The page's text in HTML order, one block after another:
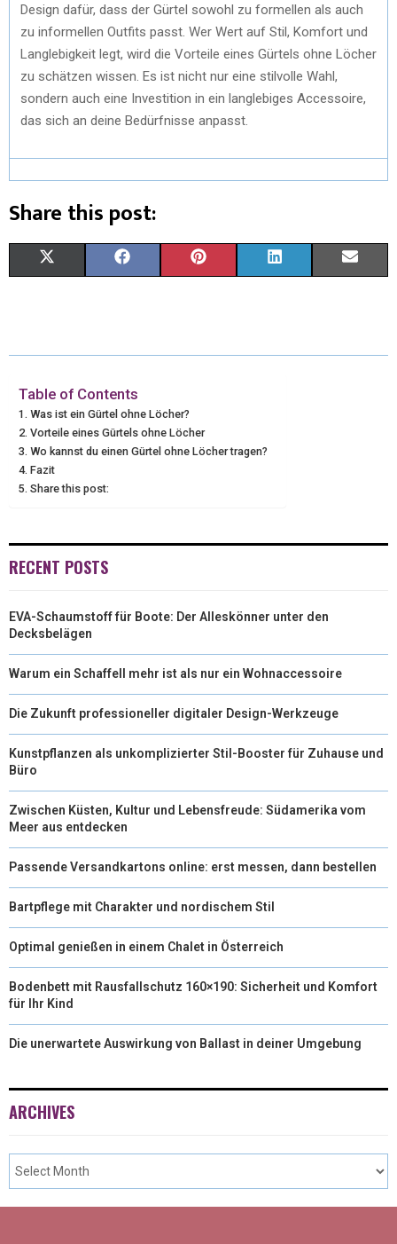
Design dafür, dass der Gürtel sowohl zu formellen als auch
zu informellen Outfits passt. Wer Wert auf Stil, Komfort und
Langlebigkeit legt, wird die Vorteile eines Gürtels ohne Löcher
zu schätzen wissen. Es ist nicht nur eine stilvolle Wahl,
sondern auch eine Investition in ein langlebiges Accessoire,
das sich an deine Bedürfnisse anpasst.
Share this post:
W
T
T
E
)
E
O
O
T
E
K I
Table of Contents
Was ist ein Gürtel ohne Löcher?
Vorteile eines Gürtels ohne Löcher
Wo kannst du einen Gürtel ohne Löcher tragen?
Fazit
Share this post:
RECENT POSTS
EVA-Schaumstoff für Boote: Der Alleskönner unter den
Decksbelägen
Warum ein Schaffell mehr ist als nur ein Wohnaccessoire
Die Zukunft professioneller digitaler Design-Werkzeuge
Kunstpflanzen als unkomplizierter Stil-Booster für Zuhause und
Büro
Zwischen Küsten, Kultur und Lebensfreude: Südamerika vom
Meer aus entdecken
Passende Versandkartons online: erst messen, dann bestellen
Bartpflege mit Charakter und nordischem Stil
Optimal genießen in einem Chalet in Österreich
Bodenbett mit Rausfallschutz 160×190: Sicherheit und Komfort
für Ihr Kind
Die unerwartete Auswirkung von Ballast in deiner Umgebung
ARCHIVES